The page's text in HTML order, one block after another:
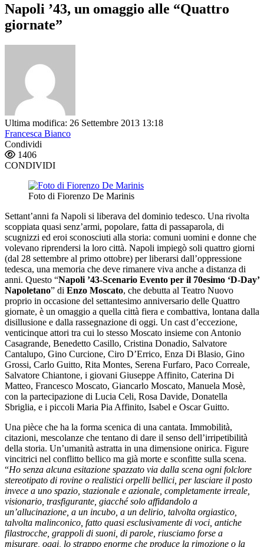
Napoli ’43, un omaggio alle “Quattro
giornate”
Ultima modifica: 26 Settembre 2013 13:18
Francesca Bianco
Condividi
1406
CONDIVIDI
Foto di Fiorenzo De Marinis
Settant’anni fa Napoli si liberava del dominio tedesco. Una rivolta
scoppiata quasi senz’armi, popolare, fatta di passaparola, di
scugnizzi ed eroi sconosciuti alla storia: comuni uomini e donne che
volevano riprendersi la loro città. Napoli impiegò soli quattro giorni
(dal 28 settembre al primo ottobre) per liberarsi dall’oppressione
tedesca, una memoria che deve rimanere viva anche a distanza di
anni. Questo “Napoli ’43-Scenario Evento per il 70esimo ‘D-Day’
Napoletano” di Enzo Moscato, che debutta al Teatro Nuovo
proprio in occasione del settantesimo anniversario delle Quattro
giornate, è un omaggio a quella città fiera e combattiva, lontana dalla
disillusione e dalla rassegnazione di oggi. Un cast d’eccezione,
venticinque attori tra cui lo stesso Moscato insieme con Antonio
Casagrande, Benedetto Casillo, Cristina Donadio, Salvatore
Cantalupo, Gino Curcione, Ciro D’Errico, Enza Di Blasio, Gino
Grossi, Carlo Guitto, Rita Montes, Serena Furfaro, Paco Correale,
Salvatore Chiantone, i giovani Giuseppe Affinito, Caterina Di
Matteo, Francesco Moscato, Giancarlo Moscato, Manuela Mosè,
con la partecipazione di Lucia Celi, Rosa Davide, Donatella
Sbriglia, e i piccoli Maria Pia Affinito, Isabel e Oscar Guitto.
Una pièce che ha la forma scenica di una cantata. Immobilità,
citazioni, mescolanze che tentano di dare il senso dell’irripetibilità
della storia. Un’umanità astratta in una dimensione onirica. Figure
vincitrici nel conflitto bellico ma già morte e sconfitte sulla scena.
“Ho senza alcuna esitazione spazzato via dalla scena ogni folclore
stereotipato di rovine o realistici orpelli bellici, per lasciare il posto
invece a uno spazio, stazionale e azionale, completamente irreale,
visionario, trasfigurante, giacché solo affidandolo a
un’allucinazione, a un incubo, a un delirio, talvolta orgiastico,
talvolta malinconico, fatto quasi esclusivamente di voci, antiche
filastrocche, grappoli di suoni, di parole, riusciamo forse a
misurare, oggi, lo strappo enorme che produce la rimozione o la